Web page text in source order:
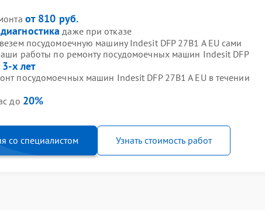
от 810 руб.
даже при отказе
посудомоечную машину Indesit DFP 27B1 A EU сами
работы по ремонту посудомоечных машин Indesit DFP
х лет
посудомоечных машин Indesit DFP 27B1 A EU в течении
до 20%
со специалистом Узнать стоимость работ